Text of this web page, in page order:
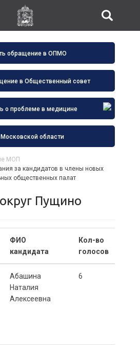
обращение в ОПМО
в Общественный совет
о проблеме в медицине
области
МОП
за кандидатов в члены новых
общественных палат
округ Пущино
ФИО
кандидата
Кол-во
голосов
Абашина
Наталия
Алексеевна
6